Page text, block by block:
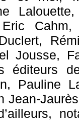
Cahm,
Jousse,
éditeurs
Pauline
Jean-